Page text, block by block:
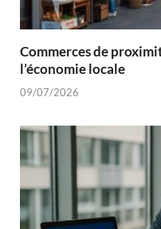
Commerces de
l’économie locale
09/07/2026